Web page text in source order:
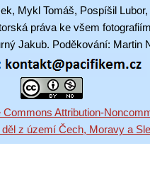
Mykl Tomáš, Pospíšil
práva ke všem
Jakub. Poděkování: Martin
Commons Attribution-
z území Čech, Moravy a